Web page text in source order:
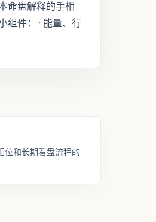
命盘解释的手相
组件： · 能量、行
位和长期看盘流程的